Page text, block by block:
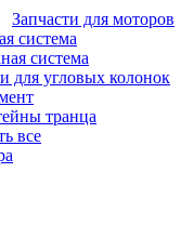
Запчасти для моторов
система
система
для угловых колонок
транца
все